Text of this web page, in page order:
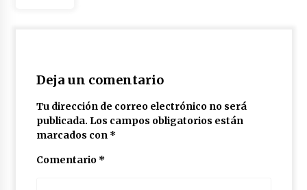
Deja un comentario
Tu dirección de correo electrónico no será
publicada. Los campos obligatorios están
marcados con *
Comentario *